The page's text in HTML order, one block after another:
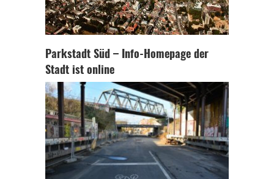
Parkstadt Süd – Info-Homepage der
Stadt ist online